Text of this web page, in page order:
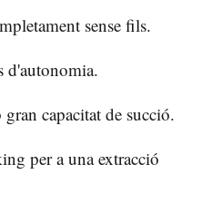
sense fils.
d'autonomia.
capacitat de succió.
per a una extracció